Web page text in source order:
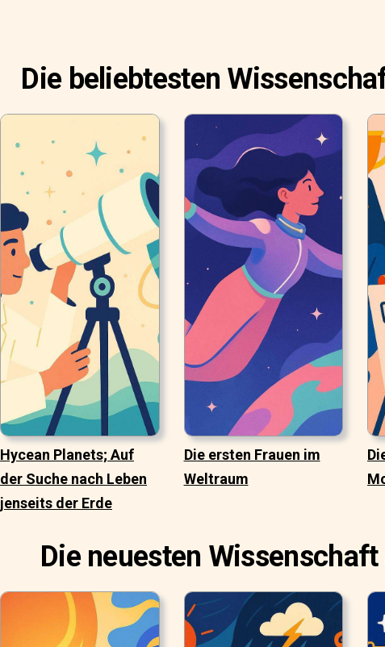
Die beliebtesten
Hycean Planets; Auf
der Suche nach Leben
jenseits der Erde
Die ersten Frauen im
Weltraum
Die neuesten